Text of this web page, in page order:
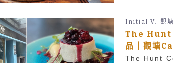
Initial V. 觀
The Hunt
品｜觀塘
The Hunt